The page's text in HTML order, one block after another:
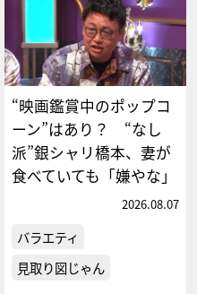
“映画鑑賞中のポップコ
ーン”はあり？ “なし
派”銀シャリ橋本、妻が
食べていても「嫌やな」
2026.08.07
バラエティ
見取り図じゃん